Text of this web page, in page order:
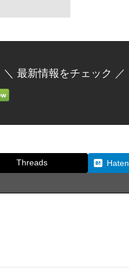
＼ 最新情報をチェック ／
Threads